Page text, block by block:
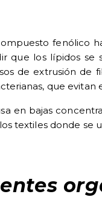
fenólico
que los lípidos se
de extrusión de
que evitan
en bajas
textiles donde se